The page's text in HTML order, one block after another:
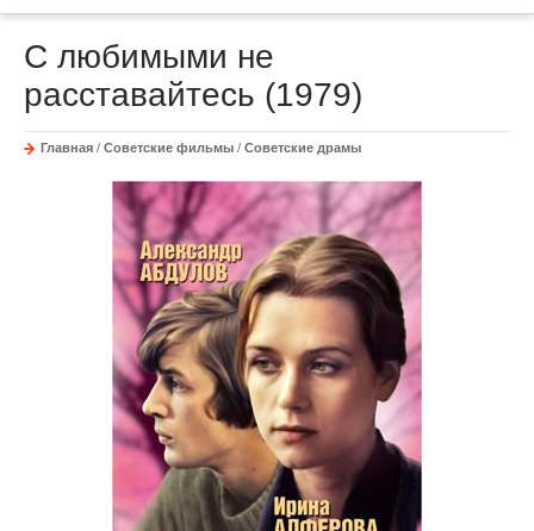
С любимыми не
расставайтесь (1979)
Главная / Советские фильмы / Советские драмы